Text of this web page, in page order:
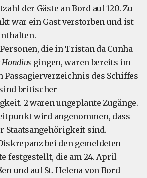
der Gäste an Bord auf 120. Zu
war ein Gast verstorben und ist
die in Tristan da Cunha
gingen, waren bereits im
des Schiffes
britischer
2 waren ungeplante Zugänge.
wird angenommen, dass
Staatsangehörigkeit sind.
bei den gemeldeten
festgestellt, die am 24. April
und auf St. Helena von Bord